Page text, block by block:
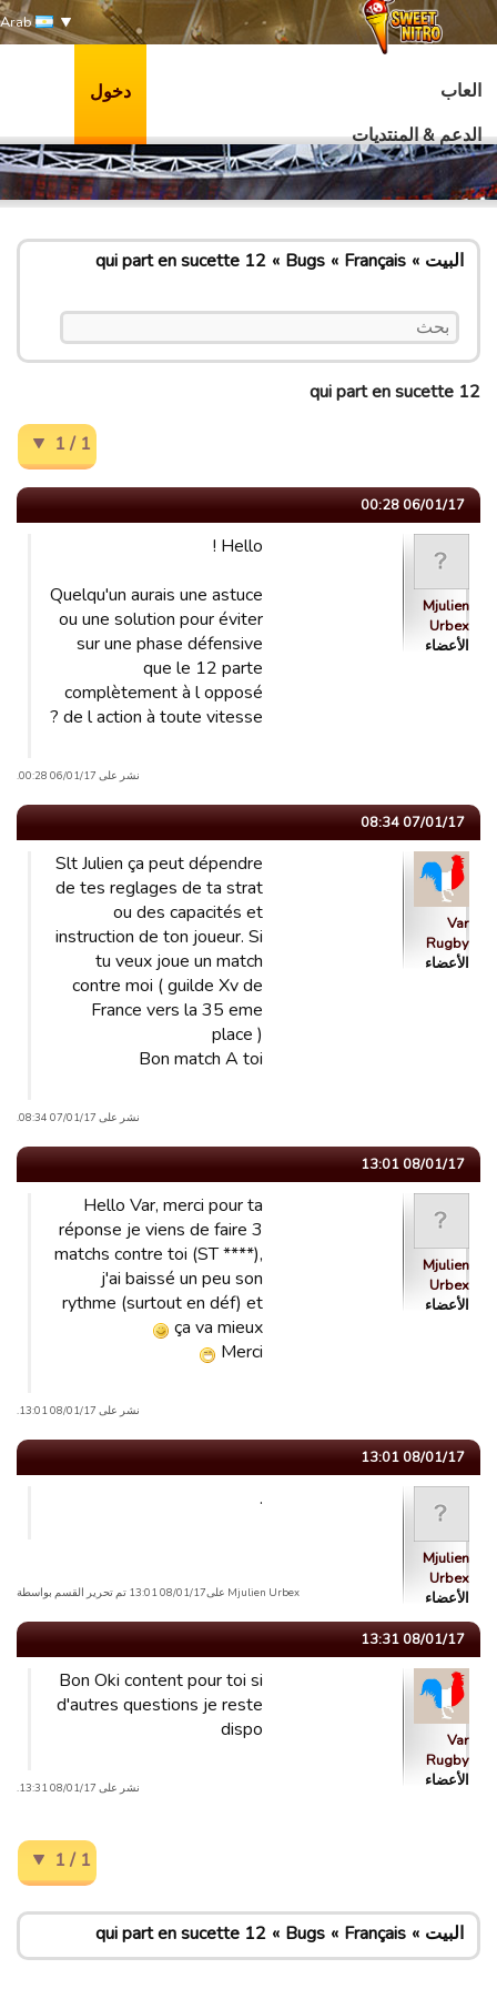
Arab
العاب
الدعم & المنتديات
دخول
البيت Français
Bugs
12 qui part en sucette
12 qui part en sucette
1 / 1
06/01/17 00:28
Mjulien
Urbex
الأعضاء
Hello !
Quelqu'un aurais une astuce
ou une solution pour éviter
sur une phase défensive
que le 12 parte
complètement à l opposé
de l action à toute vitesse ?
نشر على 06/01/17 00:28.
07/01/17 08:34
Var
Rugby
الأعضاء
Slt Julien ça peut dépendre
de tes reglages de ta strat
ou des capacités et
instruction de ton joueur. Si
tu veux joue un match
contre moi ( guilde Xv de
France vers la 35 eme
place )
Bon match A toi
نشر على 07/01/17 08:34.
08/01/17 13:01
Mjulien
Urbex
الأعضاء
Hello Var, merci pour ta
réponse je viens de faire 3
matchs contre toi (ST ****),
j'ai baissé un peu son
rythme (surtout en déf) et
ça va mieux
Merci
نشر على 08/01/17 13:01.
08/01/17 13:01
Mjulien
Urbex
الأعضاء
.
Mjulien Urbex علی08/01/17 13:01 تم تحریر القسم بواسطة
08/01/17 13:31
Var
Rugby
الأعضاء
Bon Oki content pour toi si
d'autres questions je reste
dispo
نشر على 08/01/17 13:31.
1 / 1
البيت Français
Bugs
12 qui part en sucette